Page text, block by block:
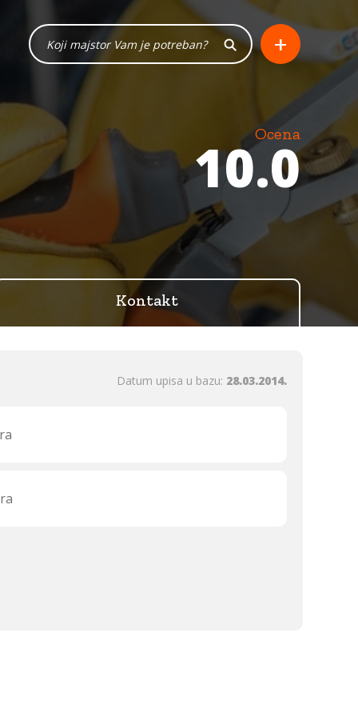
Ocena
10.0
+
Kontakt
Datum upisa u bazu: 28.03.2014.